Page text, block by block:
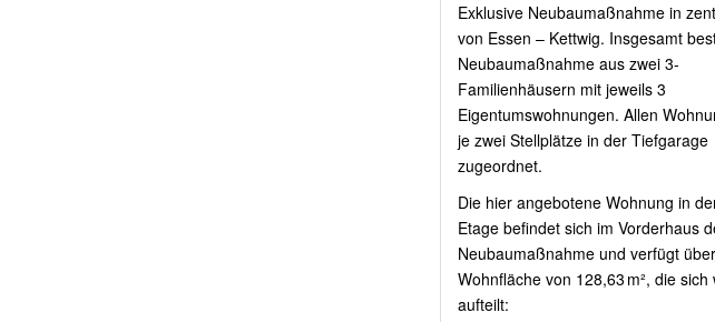
Exklusive Neubaumaßnahme in
von Essen – Kettwig. Insgesamt
Neubaumaßnahme aus zwei 3-
Familienhäusern mit jeweils 3
Eigentumswohnungen. Allen
je zwei Stellplätze in der Tiefgarage
zugeordnet.
Die hier angebotene Wohnung in
Etage befindet sich im Vorderhaus
Neubaumaßnahme und verfügt
Wohnfläche von 128,63 m², die sich
aufteilt: